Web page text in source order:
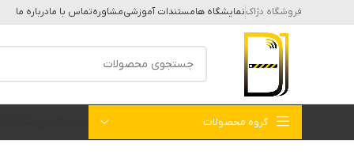
فروشگاه دژاکنمایشگاه هامستندات آموزشیمشاورهتماس با مادرباره ما
گروه محصولات